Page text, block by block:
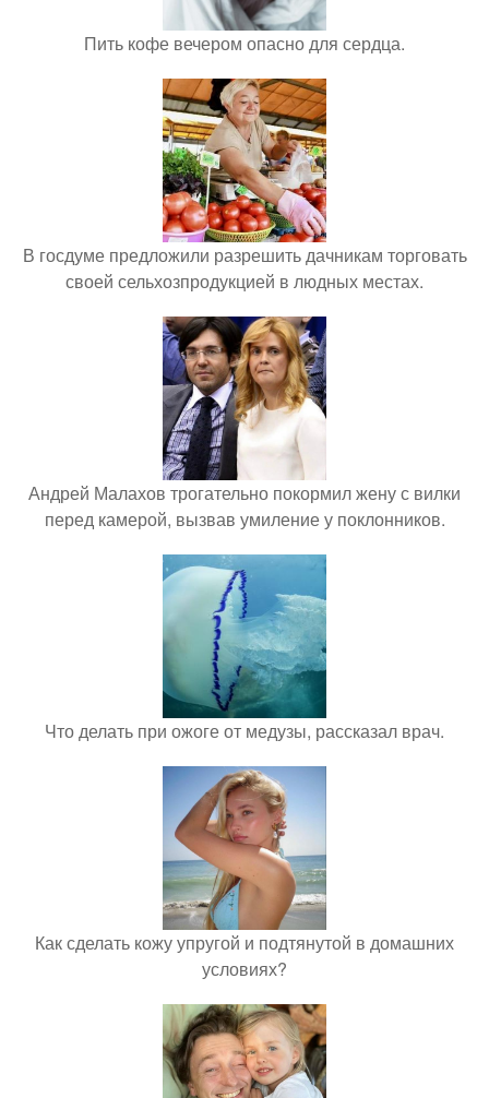
Пить кофе вечером опасно для сердца.
В госдуме предложили разрешить дачникам торговать
своей сельхозпродукцией в людных местах.
Андрей Малахов трогательно покормил жену с вилки
перед камерой, вызвав умиление у поклонников.
Что делать при ожоге от медузы, рассказал врач.
Как сделать кожу упругой и подтянутой в домашних
условиях?